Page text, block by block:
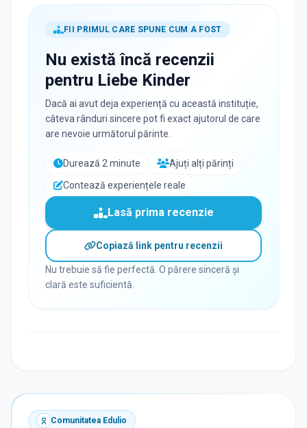
FII PRIMUL CARE SPUNE CUM A FOST
Nu există încă recenzii
pentru Liebe Kinder
Dacă ai avut deja experiență cu această instituție,
câteva rânduri sincere pot fi exact ajutorul de care
are nevoie următorul părinte.
Durează 2 minute
Ajuți alți părinți
Contează experiențele reale
Lasă prima recenzie
Copiază link pentru recenzii
Nu trebuie să fie perfectă. O părere sinceră și
clară este suficientă.
Comunitatea Edulio